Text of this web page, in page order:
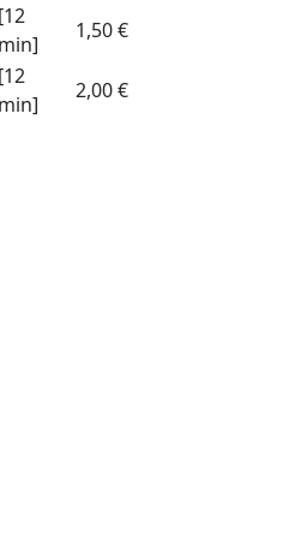
[12
min]
1,50 €
[12
min]
2,00 €